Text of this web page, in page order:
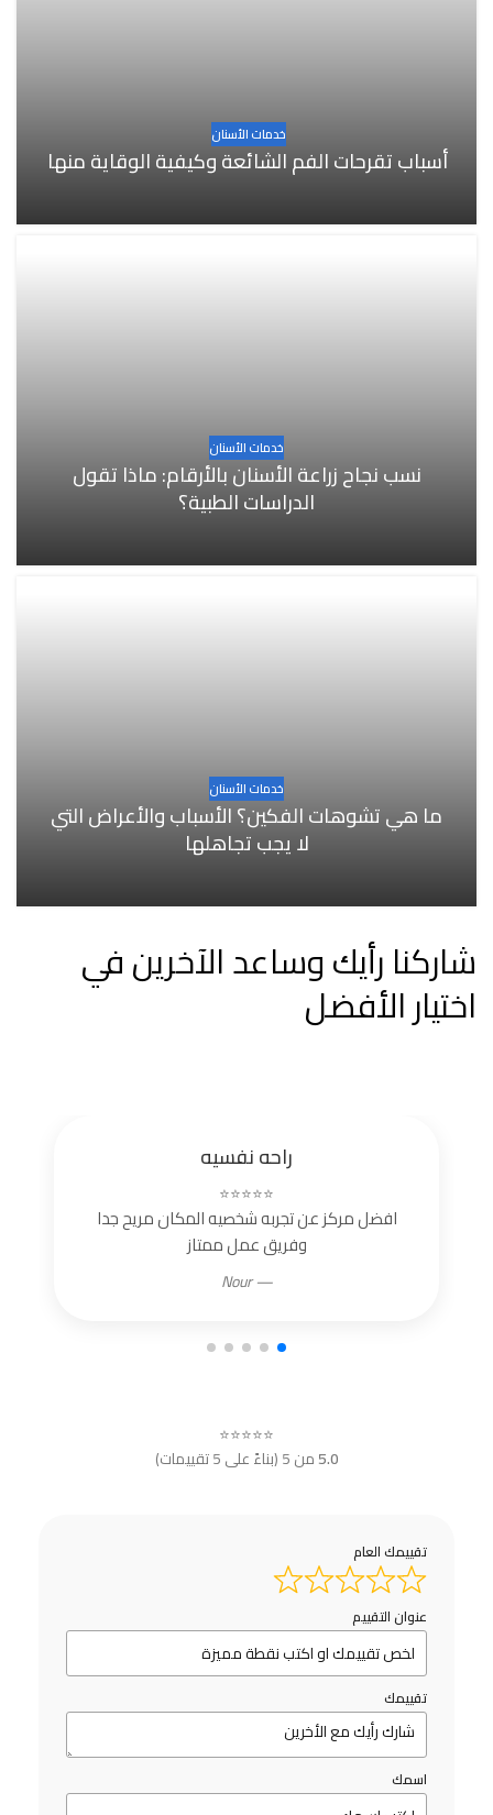
خدمات الأسنان
أسباب تقرحات الفم الشائعة وكيفية الوقاية منها
خدمات الأسنان
نسب نجاح زراعة الأسنان بالأرقام: ماذا تقول
الدراسات الطبية؟
خدمات الأسنان
ما هي تشوهات الفكين؟ الأسباب والأعراض التي
لا يجب تجاهلها
شاركنا رأيك وساعد الآخرين في
اختيار الأفضل
راحه نفسيه
⭐⭐⭐⭐⭐
افضل مركز عن تجربه شخصيه المكان مريح جدا
وفريق عمل ممتاز
— Nour
⭐⭐⭐⭐⭐
5.0من 5 (بناءً على 5 تقييمات)
تقييمك العام
عنوان التقييم
تقييمك
اسمك